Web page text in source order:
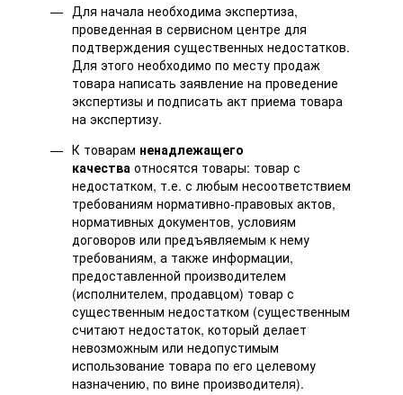
Для начала необходима экспертиза,
проведенная в сервисном центре для
подтверждения существенных недостатков.
Для этого необходимо по месту продаж
товара написать заявление на проведение
экспертизы и подписать акт приема товара
на экспертизу.
К товарам ненадлежащего
качества относятся товары: товар с
недостатком, т.е. с любым несоответствием
требованиям нормативно-правовых актов,
нормативных документов, условиям
договоров или предъявляемым к нему
требованиям, а также информации,
предоставленной производителем
(исполнителем, продавцом) товар с
существенным недостатком (существенным
считают недостаток, который делает
невозможным или недопустимым
использование товара по его целевому
назначению, по вине производителя).